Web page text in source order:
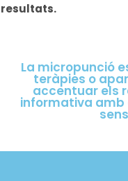
resultats.
La micropunció
teràpies o
accentuar els
informativa